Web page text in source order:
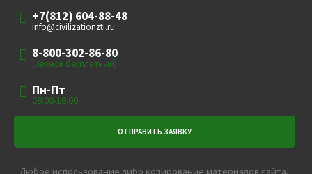
+7(812) 604-88-48
info@civilizationzti.ru
8-800-302-86-80
(Звонок бесплатный)
Пн-Пт
09:00-18:00
Любое использование либо копирование материалов сайта,